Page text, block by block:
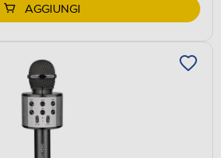
AGGIUNGI